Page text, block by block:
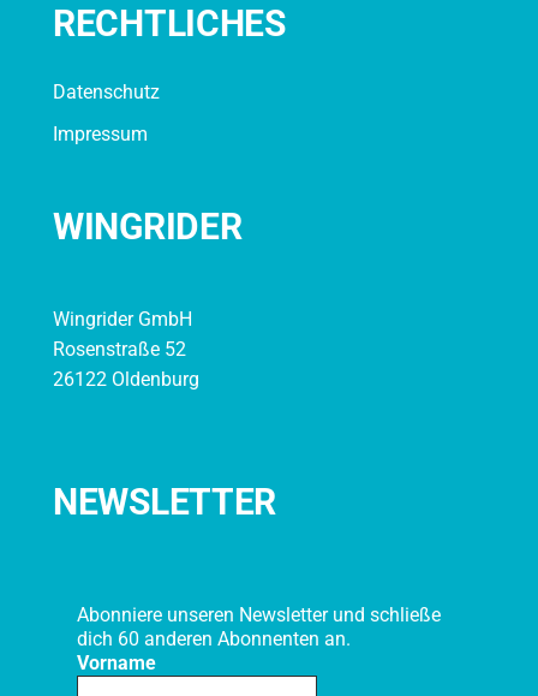
RECHTLICHES
Datenschutz
Impressum
WINGRIDER
Wingrider GmbH
Rosenstraße 52
26122 Oldenburg
NEWSLETTER
Abonniere unseren Newsletter und schließe
dich 60 anderen Abonnenten an.
Vorname